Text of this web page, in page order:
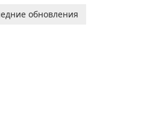
designed to help you
обновления